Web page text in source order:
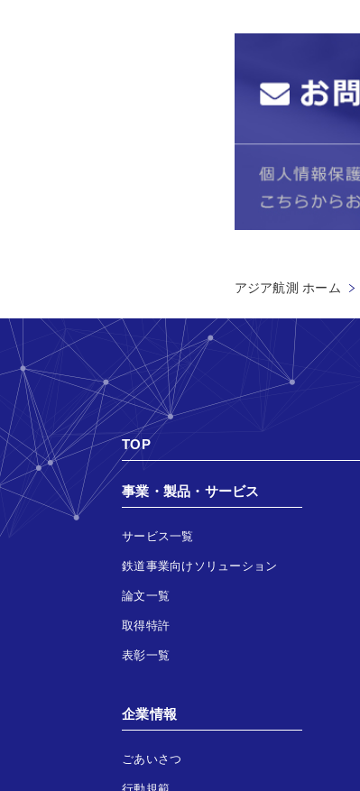
アジア航測 ホーム
TOP
事業・製品・サービス
サービス一覧
鉄道事業向けソリューション
論文一覧
取得特許
表彰一覧
企業情報
ごあいさつ